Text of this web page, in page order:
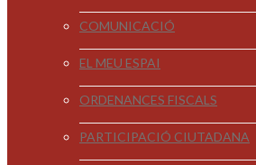
COMUNICACIÓ
EL MEU ESPAI
ORDENANCES FISCALS
PARTICIPACIÓ CIUTADANA